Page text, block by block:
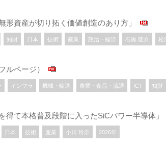
形資産が切り拓く価値創造のあり方」
知財 日本 技術 産業 政治・経済 石黒 隆介 松
ルページ）
インフラ 機械・輸送 農業・食品・流通 ICT 知財
て本格普及段階に入ったSiCパワー半導体」
日本 技術 産業 小川 玲奈 2026年